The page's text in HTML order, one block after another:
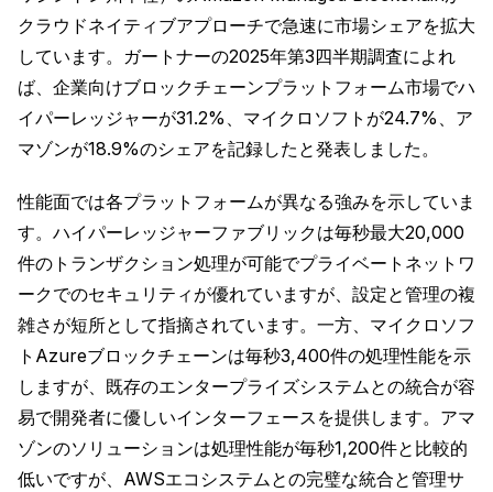
クラウドネイティブアプローチで急速に市場シェアを拡大
しています。ガートナーの2025年第3四半期調査によれ
ば、企業向けブロックチェーンプラットフォーム市場でハ
イパーレッジャーが31.2%、マイクロソフトが24.7%、ア
マゾンが18.9%のシェアを記録したと発表しました。
性能面では各プラットフォームが異なる強みを示していま
す。ハイパーレッジャーファブリックは毎秒最大20,000
件のトランザクション処理が可能でプライベートネットワ
ークでのセキュリティが優れていますが、設定と管理の複
雑さが短所として指摘されています。一方、マイクロソフ
トAzureブロックチェーンは毎秒3,400件の処理性能を示
しますが、既存のエンタープライズシステムとの統合が容
易で開発者に優しいインターフェースを提供します。アマ
ゾンのソリューションは処理性能が毎秒1,200件と比較的
低いですが、AWSエコシステムとの完璧な統合と管理サ